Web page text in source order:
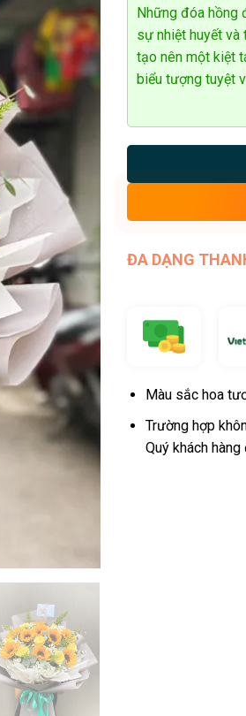
Những đóa hồng
sự nhiệt huyết và
tạo nên một kiệt
biểu tượng tuyệt
ĐA DẠNG
Màu sắc hoa
Trường hợp
Quý khách